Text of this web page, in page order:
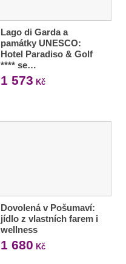
Lago di Garda a
památky UNESCO:
Hotel Paradiso & Golf
**** se…
1 573 Kč
Dovolená v Pošumaví:
jídlo z vlastních farem i
wellness
1 680 Kč